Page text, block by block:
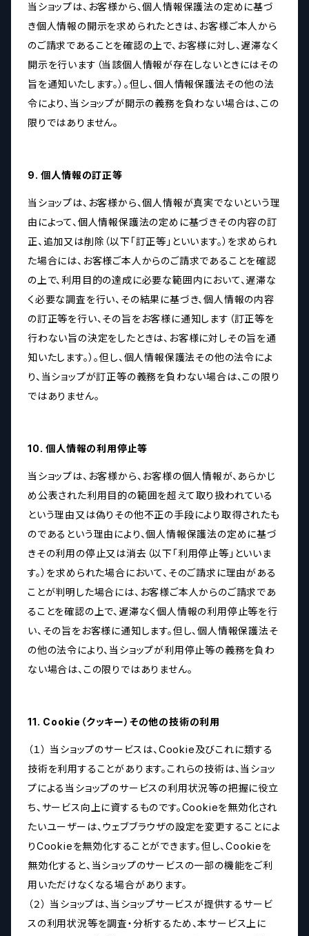
当ショップは、お客様から、個人情報保護法の定めに基づ
き個人情報の開示を求められたときは、お客様ご本人から
のご請求であることを確認の上で、お客様に対し、遅滞なく
開示を行います（当該個人情報が存在しないときにはその
旨を通知いたします。）。但し、個人情報保護法その他の法
令により、当ショップが開示の義務を負わない場合は、この
限りではありません。
9. 個人情報の訂正等
当ショップは、お客様から、個人情報が真実でないという理
由によって、個人情報保護法の定めに基づきその内容の訂
正、追加又は削除（以下「訂正等」といいます。）を求められ
た場合には、お客様ご本人からのご請求であることを確認
の上で、利用目的の達成に必要な範囲内において、遅滞な
く必要な調査を行い、その結果に基づき、個人情報の内容
の訂正等を行い、その旨をお客様に通知します（訂正等を
行わない旨の決定をしたときは、お客様に対しその旨を通
知いたします。）。但し、個人情報保護法その他の法令によ
り、当ショップが訂正等の義務を負わない場合は、この限り
ではありません。
10. 個人情報の利用停止等
当ショップは、お客様から、お客様の個人情報が、あらかじ
め公表された利用目的の範囲を超えて取り扱われている
という理由又は偽りその他不正の手段により取得されたも
のであるという理由により、個人情報保護法の定めに基づ
きその利用の停止又は消去（以下「利用停止等」といいま
す。）を求められた場合において、そのご請求に理由がある
ことが判明した場合には、お客様ご本人からのご請求であ
ることを確認の上で、遅滞なく個人情報の利用停止等を行
い、その旨をお客様に通知します。但し、個人情報保護法そ
の他の法令により、当ショップが利用停止等の義務を負わ
ない場合は、この限りではありません。
11. Cookie（クッキー）その他の技術の利用
（１） 当ショップのサービスは、Cookie及びこれに類する
技術を利用することがあります。これらの技術は、当ショッ
プによる当ショップのサービスの利用状況等の把握に役立
ち、サービス向上に資するものです。Cookieを無効化され
たいユーザーは、ウェブブラウザの設定を変更することによ
りCookieを無効化することができます。但し、Cookieを
無効化すると、当ショップのサービスの一部の機能をご利
用いただけなくなる場合があります。
（２） 当ショップは、当ショップサービスが提供するサービ
スの利用状況等を調査・分析するため、本サービス上に